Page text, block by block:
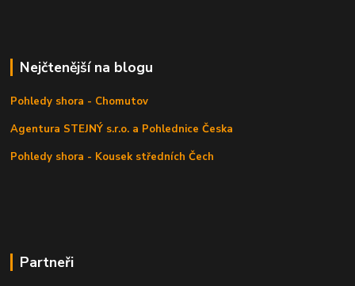
Nejčtenější na blogu
Pohledy shora - Chomutov
Agentura STEJNÝ s.r.o. a Pohlednice Česka
Pohledy shora - Kousek středních Čech
Partneři